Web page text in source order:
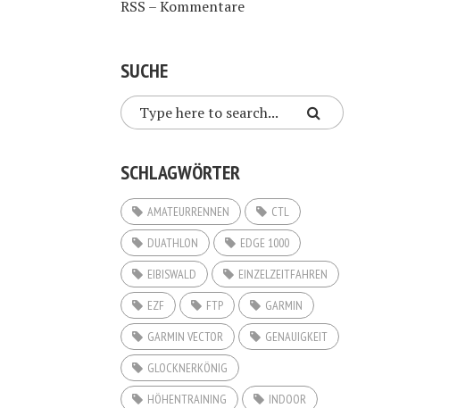
RSS – Kommentare
SUCHE
SCHLAGWÖRTER
AMATEURRENNEN
CTL
DUATHLON
EDGE 1000
EIBISWALD
EINZELZEITFAHREN
EZF
FTP
GARMIN
GARMIN VECTOR
GENAUIGKEIT
GLOCKNERKÖNIG
HÖHENTRAINING
INDOOR